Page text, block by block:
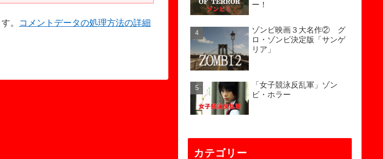
。
コメントデータの処理方法の詳細
ー！
ゾンビ映画３大名作② グ
ロ・ゾンビ決定版「サンゲ
リア」
「女子競泳反乱軍」ゾン
ビ・ホラー
カテゴリー